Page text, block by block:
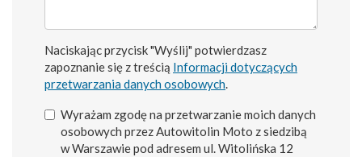
Naciskając przycisk "Wyślij" potwierdzasz
zapoznanie się z treścią Informacji dotyczących
przetwarzania danych osobowych.
Wyrażam zgodę na przetwarzanie moich danych
osobowych przez Autowitolin Moto z siedzibą
w Warszawie pod adresem ul. Witolińska 12